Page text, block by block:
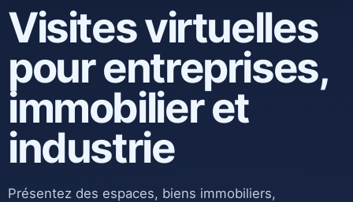
Visites virtuelles
pour entreprises,
immobilier et
industrie
Présentez des espaces, biens immobiliers,